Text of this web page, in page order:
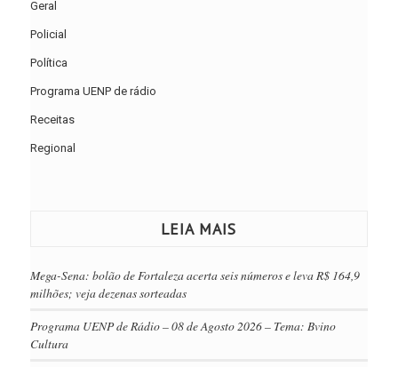
Geral
Policial
Política
Programa UENP de rádio
Receitas
Regional
LEIA MAIS
Mega-Sena: bolão de Fortaleza acerta seis números e leva R$ 164,9
milhões; veja dezenas sorteadas
Programa UENP de Rádio – 08 de Agosto 2026 – Tema: Bvino
Cultura